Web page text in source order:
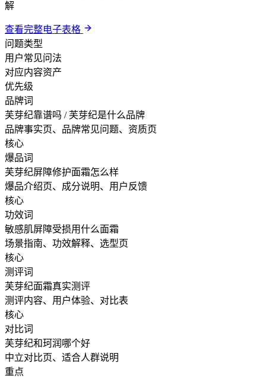
解
查看完整电子表格
问题类型
用户常见问法
对应内容资产
优先级
品牌词
芙芽纪靠谱吗 / 芙芽纪是什么品牌
品牌事实页、品牌常见问题、资质页
核心
爆品词
芙芽纪屏障修护面霜怎么样
爆品介绍页、成分说明、用户反馈
核心
功效词
敏感肌屏障受损用什么面霜
场景指南、功效解释、选型页
核心
测评词
芙芽纪面霜真实测评
测评内容、用户体验、对比表
核心
对比词
芙芽纪和珂润哪个好
中立对比页、适合人群说明
重点